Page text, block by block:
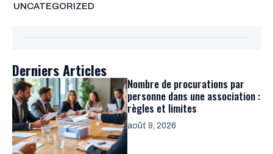
UNCATEGORIZED
Derniers Articles
Nombre de procurations par
personne dans une association :
règles et limites
août 9, 2026